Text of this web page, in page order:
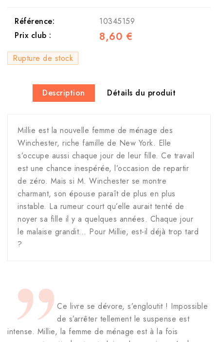
Référence:
10345159
Prix club :
8,60 €
Rupture de stock
Description Détails du produit
Millie est la nouvelle femme de ménage des
Winchester, riche famille de New York. Elle
s’occupe aussi chaque jour de leur fille. Ce travail
est une chance inespérée, l’occasion de repartir
de zéro. Mais si M. Winchester se montre
charmant, son épouse paraît de plus en plus
instable. La rumeur court qu’elle aurait tenté de
noyer sa fille il y a quelques années. Chaque jour
le malaise grandit… Pour Millie, est-il déjà trop tard
?
Ce livre se dévore, s’engloutit ! Impossible
de s’arrêter tellement le suspense est
intense. Millie, la femme de ménage est à la fois